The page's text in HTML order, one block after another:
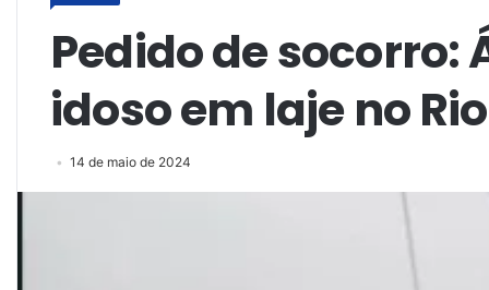
Pedido de socorro:
idoso em laje no
14 de maio de 2024